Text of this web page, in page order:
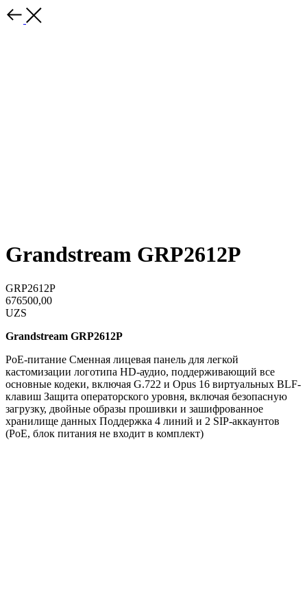
Grandstream GRP2612P
GRP2612P
676500,00
UZS
Grandstream GRP2612P
PoE-питание Сменная лицевая панель для легкой
кастомизации логотипа HD-аудио, поддерживающий все
основные кодеки, включая G.722 и Opus 16 виртуальных BLF-
клавиш Защита операторского уровня, включая безопасную
загрузку, двойные образы прошивки и зашифрованное
хранилище данных Поддержка 4 линий и 2 SIP-аккаунтов
(PoE, блок питания не входит в комплект)